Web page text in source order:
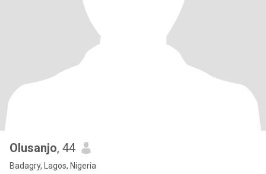
Olusanjo, 44
Badagry, Lagos, Nigeria